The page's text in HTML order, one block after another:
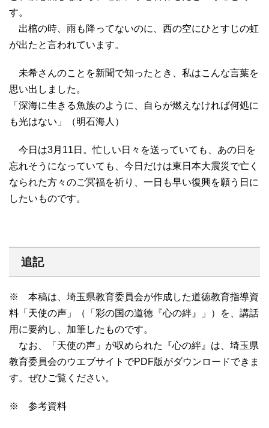
す。
出棺の時、雨も降ってないのに、西の空にひとすじの虹
が出たと言われています。
未希さんのことを新聞で知ったとき、私はこんな言葉を
思い出しました。
「深海に生きる魚族のように、自らが燃えなければ何処に
も光はない」（明石海人）
今日は3月11日。忙しい日々を送っていても、あの日を
忘れそうになっていても、今日だけは東日本大震災で亡く
なられた方々のご冥福を祈り、一日も早い復興を願う日に
したいものです。
追記
※ 本稿は、埼玉県教育委員会が作成した道徳教育指導資
料「天使の声」（「彩の国の道徳『心の絆』」）を、講話
用に要約し、加筆したものです。
なお、「天使の声」が収められた『心の絆』は、埼玉県
教育委員会のウエブサイトでPDF版がダウンロードできま
す。ぜひご覧ください。
※ 参考資料